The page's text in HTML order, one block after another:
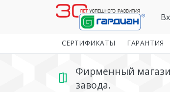
СЕРТИФИКАТЫ ГАРАНТИЯ
Фирменный
завода.